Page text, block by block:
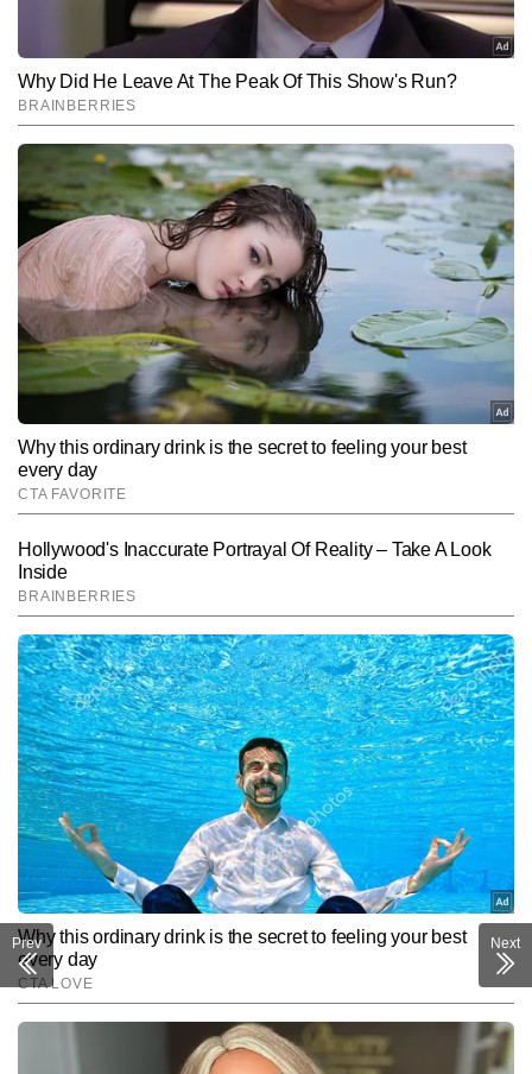
Hindi News Cities
पुष्पेंद्र कुमार AUTHOR
पुष्पेंद्र कुमार टाइम्स नाउ नवभारत डिजिटल में चीफ कॉपी एडिटर के रूप में सिटी
डेस्क पर कार्यरत हैं। जर्नलिज्म में मास्टर्स डिग्री हासिल करने के बाद से वे पिछले 7
वर्षों से सक्रिय पत्रकारिता में जुड़े हैं। इस दौरान उन्होंने 10,000 से अधिक खबरें
लिखी हैं। पुष्पेंद्र हाइपर-लोकल मुद्दों, रेलवे, रोड, इंफ्रास्ट्रक्चर, डेवलपमेंट, कृषि
और मौसम से जुड़ी खबरों पर गहरी पकड़ रखते हैं। शहर से लेकर गांव-देहात तक की
संवेदनशीलताओं को समझते हुए वे लोकल खबरों को ऐसा रूप देते हैं जो न केवल
तथ्यपूर्ण होता है, बल्कि पाठकों से भावनात्मक रूप से भी जुड़ता है।
और पढ़ें
Follow Us:
Subscribe to our daily Newsletter!
Prev Next